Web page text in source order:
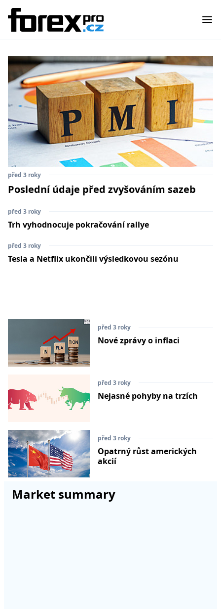
před 3 roky
Poslední údaje před zvyšováním sazeb
před 3 roky
Trh vyhodnocuje pokračování rallye
před 3 roky
Tesla a Netflix ukončili výsledkovou sezónu
před 3 roky
Nové zprávy o inflaci
před 3 roky
Nejasné pohyby na trzích
před 3 roky
Opatrný růst amerických
akcií
Market summary